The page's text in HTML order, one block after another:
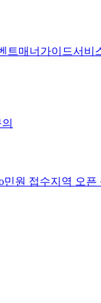
트매너가이드서비
민원 접수지역 오픈